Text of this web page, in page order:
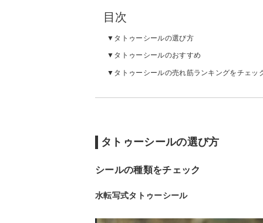
目次
タトゥーシールの選び方
タトゥーシールのおすすめ
タトゥーシールの売れ筋ランキングをチェッ
タトゥーシールの選び方
シールの種類をチェック
水転写式タトゥーシール